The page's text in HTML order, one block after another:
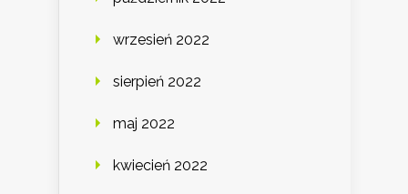
wrzesień 2022
sierpień 2022
maj 2022
kwiecień 2022